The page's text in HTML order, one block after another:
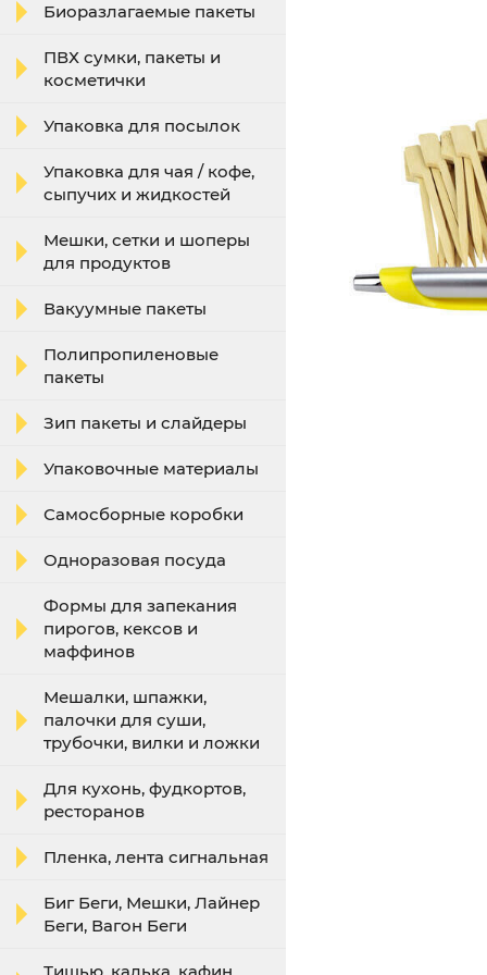
Биоразлагаемые пакеты
ПВХ сумки, пакеты и
косметички
Упаковка для посылок
Упаковка для чая / кофе,
сыпучих и жидкостей
Мешки, сетки и шоперы
для продуктов
Вакуумные пакеты
Полипропиленовые
пакеты
Зип пакеты и слайдеры
Упаковочные материалы
Самосборные коробки
Одноразовая посуда
Формы для запекания
пирогов, кексов и
маффинов
Мешалки, шпажки,
палочки для суши,
трубочки, вилки и ложки
Для кухонь, фудкортов,
ресторанов
Пленка, лента сигнальная
Биг Беги, Мешки, Лайнер
Беги, Вагон Беги